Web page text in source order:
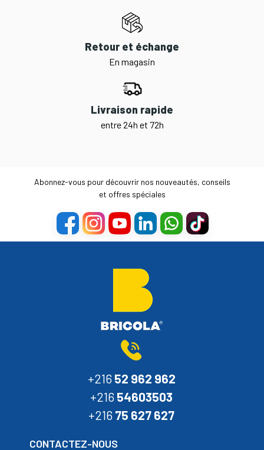
Retour et échange
En magasin
Livraison rapide
entre 24h et 72h
Abonnez-vous pour découvrir nos nouveautés, conseils
et offres spéciales
+216 52 962 962
+216 54603503
+216 75 627 627
CONTACTEZ-NOUS